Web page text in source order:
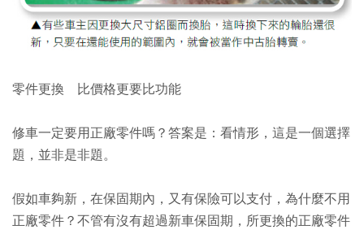
零件更換 比價格更要比功能
修車一定要用正廠零件嗎？答案是：看情形，這是一個選擇
題，並非是非題。
假如車夠新，在保固期內，又有保險可以支付，為什麼不用
正廠零件？不管有沒有超過新車保固期，所更換的正廠零件